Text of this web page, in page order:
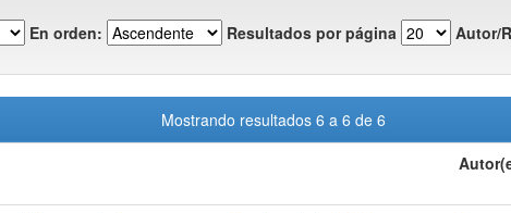
En orden: Resultados por página Autor/
Mostrando resultados 6 a 6 de 6